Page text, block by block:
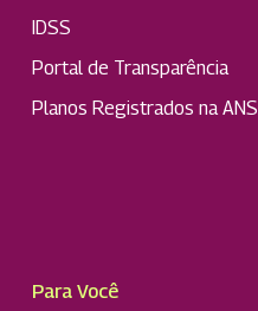
IDSS
Portal de Transparência
Planos Registrados na ANS
Para Você